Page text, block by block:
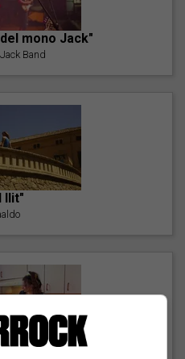
mono Jack"
Band
llit"